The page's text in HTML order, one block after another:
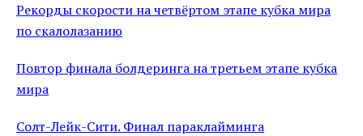
Рекорды скорости на четвёртом этапе кубка мира
по скалолазанию
Повтор финала болдеринга на третьем этапе кубка
мира
Солт-Лейк-Сити. Финал параклайминга